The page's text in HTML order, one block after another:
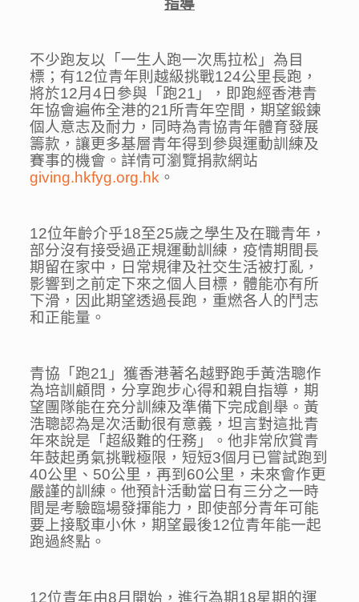
指導
不少跑友以「一生人跑一次馬拉松」為目
標；有12位青年則越級挑戰124公里長跑，
將於12月4日參與「跑21」，即跑經香港青
年協會遍佈全港的21所青年空間，期望鍛鍊
個人意志及耐力，同時為青協青年體育發展
籌款，讓更多基層青年得到參與運動訓練及
賽事的機會。詳情可瀏覽捐款網站
giving.hkfyg.org.hk 。
12位年齡介乎18至25歲之學生及在職青年，
部分沒有接受過正規運動訓練，疫情期間長
期留在家中，日常規律及社交生活被打亂，
影響到之前定下來之個人目標，體能亦有所
下滑，因此期望透過長跑，重燃各人的鬥志
和正能量。
青協「跑21」獲香港著名越野跑手黃浩聰作
為培訓顧問，分享跑步心得和親自指導，期
望團隊能在充分訓練及準備下完成創舉。黃
浩聰認為是次活動很有意義，坦言對這批青
年來說是「超級難的任務」。他非常欣賞青
年鼓起勇氣挑戰極限，短短3個月已嘗試跑到
40公里、50公里，再到60公里，未來會作更
嚴謹的訓練。他預計活動當日有三分之一時
間是考驗臨場發揮能力，即使部分青年可能
要上接駁車小休，期望最後12位青年能一起
跑過終點。
12位青年由8月開始，進行為期18星期的運